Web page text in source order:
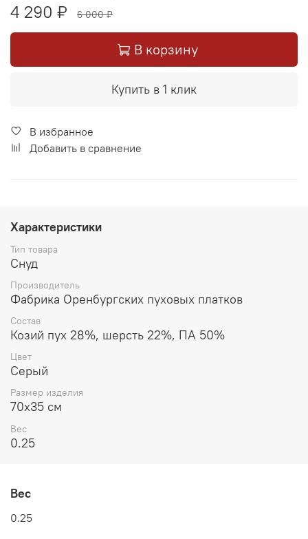
4 290 ₽ 6 000 ₽
В корзину
Купить в 1 клик
В избранное
Добавить в сравнение
Характеристики
Тип товара
Снуд
Производитель
Фабрика Оренбургских пуховых платков
Состав
Козий пух 28%, шерсть 22%, ПА 50%
Цвет
Серый
Размер изделия
70x35 см
Вес
0.25
Вес
0.25